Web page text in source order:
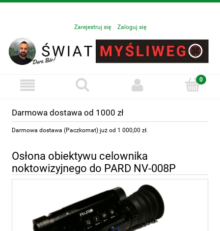
Zarejestruj się Zaloguj się
Darmowa dostawa od 1000 zł
Darmowa dostawa (Paczkomat) już od 1 000,00 zł.
Osłona obiektywu celownika
noktowizyjnego do PARD NV-008P